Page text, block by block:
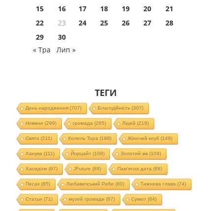
15
16 17 18 19 20
21
22
23 24 25 26 27
28
29
30
« Тра
Лип »
ТЕГИ
День народження(707) Благодійність (307)
Новини (299) громада (265) Ліцей (216)
Свято (211) Колель Тора (188) Жіночий клуб (149)
Ханука (111) Йорцайт (108) Золотий вік(104)
Хасидізм (97) JFuture (88) Пам'ятна дата (88)
Песах(85) Любавичський Ребе (80) Тижнева глава (74)
Статьи (71) музей громади (67) Суккот (64)